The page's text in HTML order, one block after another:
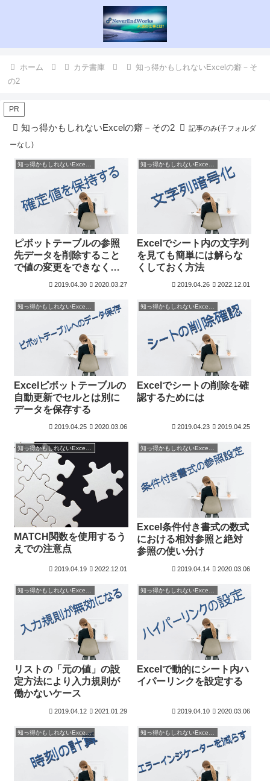
ホーム カテ書庫
知っ得かもしれないExcelの癖－そ
の2
PR
知っ得かもしれないExcelの癖－その2
記事のみ(子フォルダ
ーなし)
ピボットテーブルの参照
先データを削除すること
で値の変更をできなくす
2019.04.30 2020.03.27
Excelでシート内の文字列
を見ても簡単には解らな
くしておく方法
2019.04.26 2022.12.01
Excelピボットテーブルの
自動更新でセルとは別に
データを保存する
2019.04.25 2020.03.06
Excelでシートの削除を確
認するためには
2019.04.23 2019.04.25
知っ得かもしれないExcelの癖－その2
MATCH関数を使用するう
えでの注意点
2019.04.19 2022.12.01
知っ得かもしれないExcelの癖－その2
Excel条件付き書式の数式
における相対参照と絶対
参照の使い分け
2019.04.14 2020.03.06
リストの「元の値」の設
定方法により入力規則が
働かないケース
2019.04.12 2021.01.29
Excelで動的にシート内ハ
イパーリンクを設定する
2019.04.10 2020.03.06
知っ得かもしれないExcelの癖－その2